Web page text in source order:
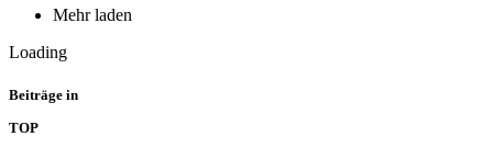
Mehr laden
Loading
Beiträge in
TOP